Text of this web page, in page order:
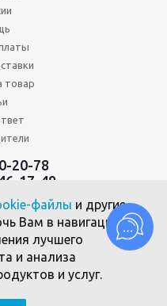
товар
20-78
17-49
соглашение
файлов cookie
файлы и другие
Вам в навигации,
лучшего
и анализа
и услуг.